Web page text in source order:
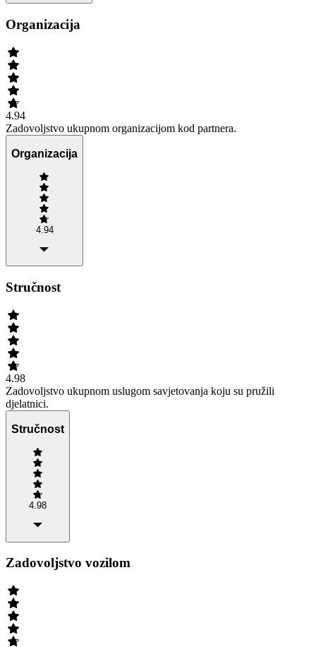
Organizacija
4.94
Zadovoljstvo ukupnom organizacijom kod partnera.
Organizacija
4.94
Stručnost
4.98
Zadovoljstvo ukupnom uslugom savjetovanja koju su pružili
djelatnici.
Stručnost
4.98
Zadovoljstvo vozilom